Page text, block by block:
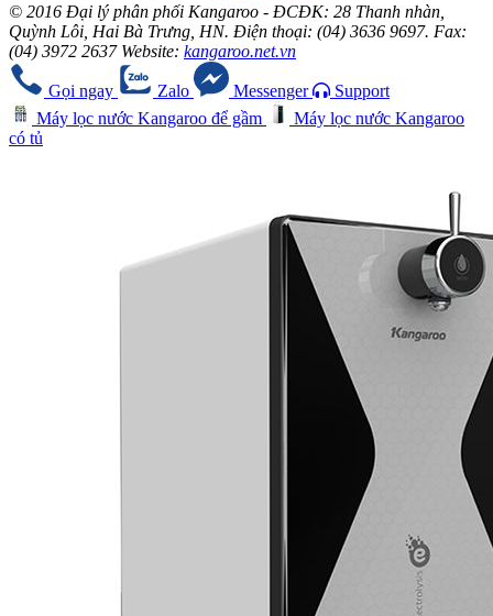
© 2016 Đại lý phân phối Kangaroo - ĐCĐK: 28 Thanh nhàn,
Quỳnh Lôi, Hai Bà Trưng, HN. Điện thoại: (04) 3636 9697. Fax:
(04) 3972 2637 Website: kangaroo.net.vn
Gọi ngay Zalo Messenger
Support
Máy lọc nước Kangaroo để gầm
Máy lọc nước Kangaroo
có tủ